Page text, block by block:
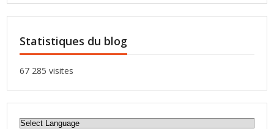
Statistiques du blog
67 285 visites